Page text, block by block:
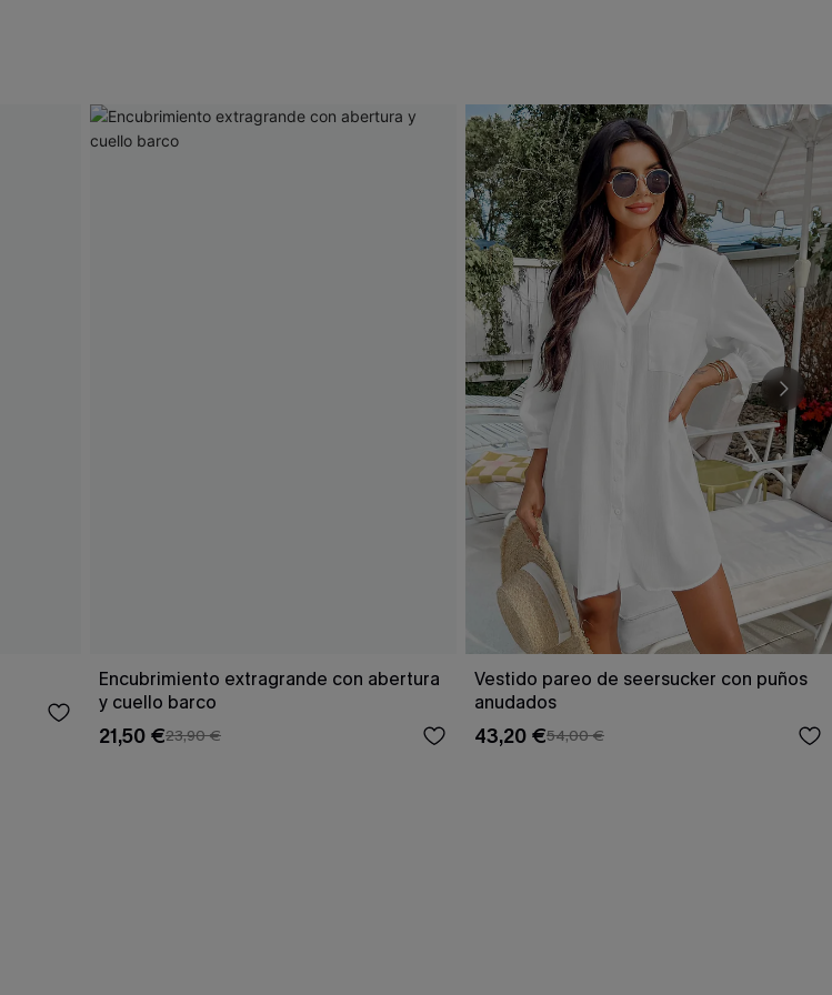
Encubrimiento extragrande con abertura
y cuello barco
21,50 €23,90 €
Vestido pareo de seersucker con puños
anudados
43,20 €54,00 €